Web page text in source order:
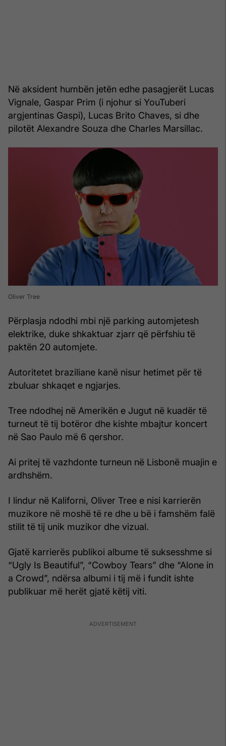
Në aksident humbën jetën edhe pasagjerët Lucas
Vignale, Gaspar Prim (i njohur si YouTuberi
argjentinas Gaspi), Lucas Brito Chaves, si dhe
pilotët Alexandre Souza dhe Charles Marsillac.
Oliver Tree
Përplasja ndodhi mbi një parking automjetesh
elektrike, duke shkaktuar zjarr që përfshiu të
paktën 20 automjete.
Autoritetet braziliane kanë nisur hetimet për të
zbuluar shkaqet e ngjarjes.
Tree ndodhej në Amerikën e Jugut në kuadër të
turneut të tij botëror dhe kishte mbajtur koncert
në Sao Paulo më 6 qershor.
Ai pritej të vazhdonte turneun në Lisbonë muajin e
ardhshëm.
I lindur në Kaliforni, Oliver Tree e nisi karrierën
muzikore në moshë të re dhe u bë i famshëm falë
stilit të tij unik muzikor dhe vizual.
Gjatë karrierës publikoi albume të suksesshme si
“Ugly Is Beautiful”, “Cowboy Tears” dhe “Alone in
a Crowd”, ndërsa albumi i tij më i fundit ishte
publikuar më herët gjatë këtij viti.